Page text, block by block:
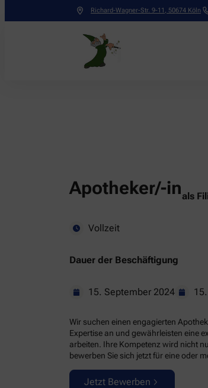
Richard-Wagner-Str. 9-11 , 50674 Köln
Apotheker/-inals
Vollzeit
Dauer der Beschäftigung
15. September 2024
Wir suchen einen engagierten
Expertise an und gewährleisten eine
arbeiten. Ihre Kompetenz wird nicht
bewerben Sie sich jetzt für eine oder
Jetzt Bewerben